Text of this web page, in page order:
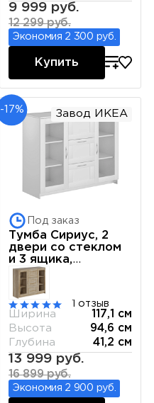
9 999 руб.
12 299 руб.
Экономия 2 300 руб.
Купить
-17% Завод ИКЕА
Под заказ
Тумба Сириус, 2
двери со стеклом
и 3 ящика,
117х41х95 см, белая
1 отзыв
Ширина
117,1 см
Высота
94,6 см
Глубина
41,2 см
13 999 руб.
16 899 руб.
Экономия 2 900 руб.